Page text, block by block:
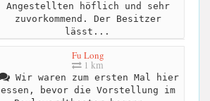
Angestellten höflich und sehr
zuvorkommend. Der Besitzer
lässt...
Fu Long
1 km
Wir waren zum ersten Mal hier
essen, bevor die Vorstellung im